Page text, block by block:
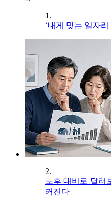
1.
‘내게 맞는 일자
2.
노후 대비로 달러
커진다